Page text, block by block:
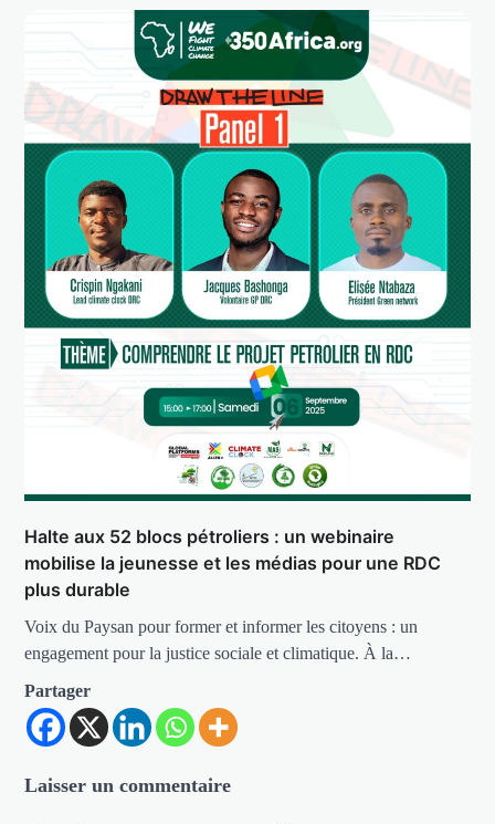
Halte aux 52 blocs pétroliers : un webinaire
mobilise la jeunesse et les médias pour une RDC
plus durable
Voix du Paysan pour former et informer les citoyens : un
engagement pour la justice sociale et climatique. À la…
Partager
Laisser un commentaire